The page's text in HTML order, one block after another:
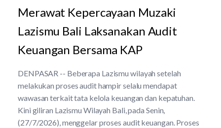
Merawat Kepercayaan Muzaki
Lazismu Bali Laksanakan Audit
Keuangan Bersama KAP
DENPASAR -- Beberapa Lazismu wilayah setelah
melakukan proses audit hampir selalu mendapat
wawasan terkait tata kelola keuangan dan kepatuhan.
Kini giliran Lazismu Wilayah Bali, pada Senin,
(27/7/2026), menggelar proses audit keuangan. Proses